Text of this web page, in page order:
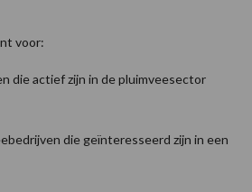
voor:
die actief zijn in de pluimveesector
die geïnteresseerd zijn in een